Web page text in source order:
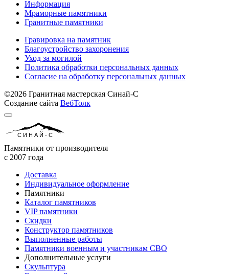
Информация
Мраморные памятники
Гранитные памятники
Гравировка на памятник
Благоустройство захоронения
Уход за могилой
Политика обработки персональных данных
Согласие на обработку персональных данных
©2026 Гранитная мастерская Синай-С
Создание сайта ВебТолк
СИНАЙ-С
Памятники от производителя
с 2007 года
Доставка
Индивидуальное оформление
Памятники
Каталог памятников
VIP памятники
Скидки
Конструктор памятников
Выполненные работы
Памятники военным и участникам СВО
Дополнительные услуги
Скульптура